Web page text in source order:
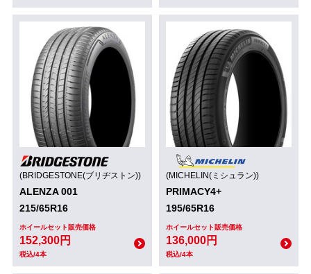
(BRIDGESTONE(ブリヂストン))
ALENZA 001
215/65R16
ホイールセット販売価格
152,300円
税込/4本
(MICHELIN(ミシュラン))
PRIMACY4+
195/65R16
ホイールセット販売価格
136,000円
税込/4本